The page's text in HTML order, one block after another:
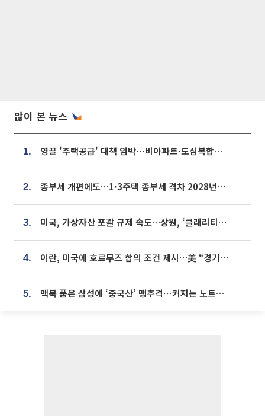
많이 본 뉴스
1. 영끌 '주택공급' 대책 임박⋯비아파트·도심복합까지 총동원
2. 종부세 개편에도…1·3주택 종부세 격차 2028년부터 확대
3. 미국, 가상자산 포괄 규제 속도…상원, ‘클래리티법’ 9월 절차투표 추진
4. 이란, 미국에 호르무즈 합의 조건 제시…美 “경기 아직 안 끝나” [종합]
5. 맥북 품은 삼성에 ‘중국산’ 맹추격⋯커지는 노트북 OLED 시장